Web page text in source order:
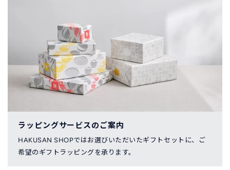
ラッピングサービスのご案内
HAKUSAN SHOPではお選びいただいたギフトセットに、ご
希望のギフトラッピングを承ります。